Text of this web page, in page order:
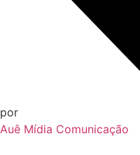
por
Auê Mídia Comunicação